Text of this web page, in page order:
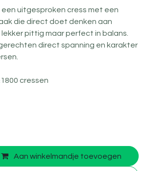
uitgesproken cress met een
die direct doet denken aan
lekker pittig maar perfect in balans.
direct spanning en karakter
cressen
Aan winkelmandje toevoegen